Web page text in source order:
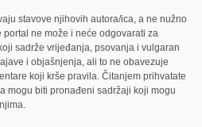
stavove njihovih autora/ica, a ne nužno
ne može i neće odgovarati za
sadrže vrijeđanja, psovanja i vulgaran
i objašnjenja, ali to ne obavezuje
koji krše pravila. Čitanjem prihvatate
mogu biti pronađeni sadržaji koji mogu